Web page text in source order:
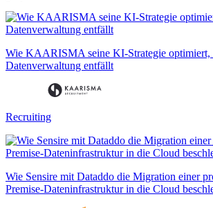
Wie KAARISMA seine KI-Strategie optimiert,
Datenverwaltung entfällt
Recruiting
Wie Sensire mit Dataddo die Migration einer
Premise-Dateninfrastruktur in die Cloud